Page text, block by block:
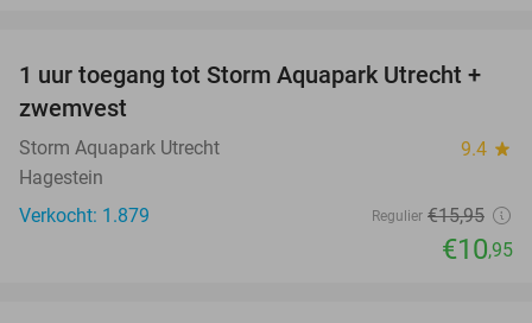
31%
1 uur toegang tot Storm Aquapark Utrecht +
zwemvest
Storm Aquapark Utrecht 9.4 star
Hagestein
Verkocht: 1.879
Regulier €15,95
€10,95